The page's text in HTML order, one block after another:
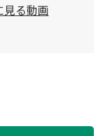
る動画